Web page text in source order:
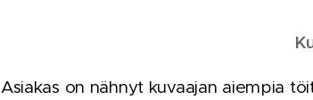
Asiakas on nähnyt kuvaajan aiempia